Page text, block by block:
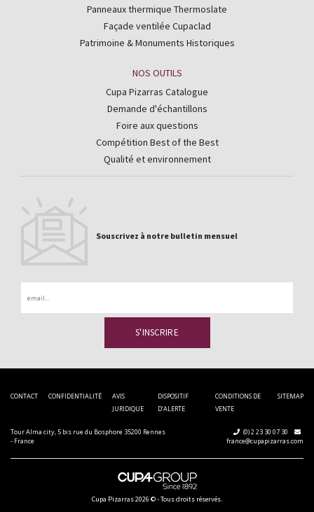
Panneaux thermique Thermoslate
Façade ventilée Cupaclad
Patrimoine & Monuments Historiques
NOS OUTILS
Cupa Pizarras Catalogue
Demande d'échantillons
Foire aux questions
Compétition Best of the Best
Qualité et environnement
Souscrivez à notre bulletin mensuel
CONTACT CONFIDENTIALITÉ
AVIS
JURIDIQUE
DISPOSITIF
D’ALERTE
CONDITIONS DE
VENTE
SITEMAP
Tour Alma city, 5 bis rue du Bosphore 35200 Rennes
- France
(0) 2 23 30 07 30
france@cupapizarras.com
Cupa Pizarras2026 ©-Tous droits réservés.